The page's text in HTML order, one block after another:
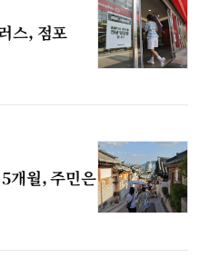
스, 점포
개월, 주민은